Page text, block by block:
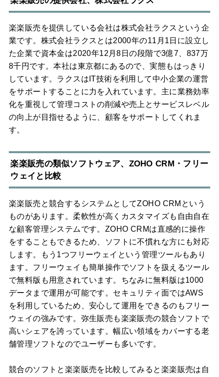
楽楽販売を提供している会社は株式会社ラクスという企
業です。株式会社ラクスとは2000年の11月1日に設立し
た企業で資本金は2020年12月8日の段階で3億7、837万
8千円です。本社は東京都にあるので、実態もはっきり
しています。ラクスはIT技術を利用して中小企業の運営
をサポートすることに力を入れています。主に業務効率
化を重視して管理コストの削減や売上とサービスレベル
の向上が目指せるように、顧客をサポートしてくれま
す。
楽楽販売の類似ソフトウェア、ZOHO CRM・フリー
ウェイと比較
楽楽販売と競合するシステムとしてZOHO CRMという
ものがあります。柔軟性が高くカスタマイズも自由自在
な顧客管理システムです。ZOHO CRMは直感的に操作
をすることもできるため、ソフトに不慣れな方にも対応
します。もう1つフリーウェイという管理ツールもあり
ます。フリーウェイも簡単操作でソフトを扱えるツール
で無料版も用意されています。ちなみに無料版は1000
データまで運用が可能です。セキュリティ面ではAWS
を利用しているため、安心して運用をできるのもフリー
ウェイの強みです。弥生販売も楽楽販売の競合ソフトで
高いシェアを誇っています。幅広い領域をカバーする老
舗管理ソフトなのでユーザーも多いです。
競合のソフトと楽楽販売を比較してみると楽楽販売は自